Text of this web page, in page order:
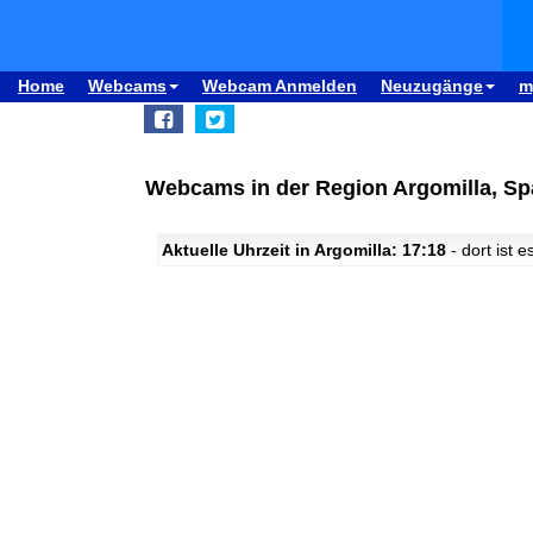
Home Webcams Webcam Anmelden Neuzugänge
Webcams in der Region Argomilla,
Aktuelle Uhrzeit in Argomilla: 17:18 - dort ist